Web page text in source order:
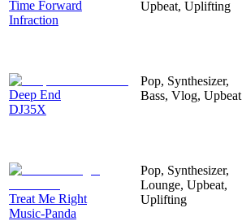
Time Forward
Infraction
Upbeat, Uplifting
Deep End
DJ35X
Pop, Synthesizer,
Bass, Vlog, Upbeat
Treat Me Right
Music-Panda
Pop, Synthesizer,
Lounge, Upbeat,
Uplifting